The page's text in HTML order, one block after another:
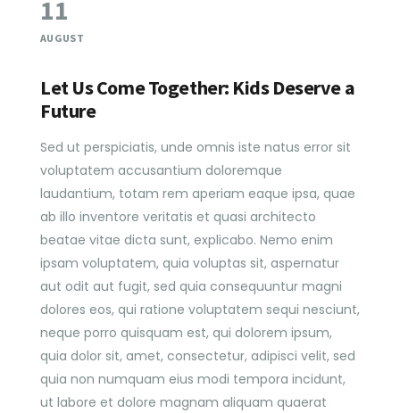
11
AUGUST
Let Us Come Together: Kids Deserve a
Future
Sed ut perspiciatis, unde omnis iste natus error sit
voluptatem accusantium doloremque
laudantium, totam rem aperiam eaque ipsa, quae
ab illo inventore veritatis et quasi architecto
beatae vitae dicta sunt, explicabo. Nemo enim
ipsam voluptatem, quia voluptas sit, aspernatur
aut odit aut fugit, sed quia consequuntur magni
dolores eos, qui ratione voluptatem sequi nesciunt,
neque porro quisquam est, qui dolorem ipsum,
quia dolor sit, amet, consectetur, adipisci velit, sed
quia non numquam eius modi tempora incidunt,
ut labore et dolore magnam aliquam quaerat